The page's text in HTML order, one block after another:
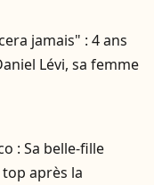
jamais" : 4 ans
Lévi, sa femme
: Sa belle-fille
après la